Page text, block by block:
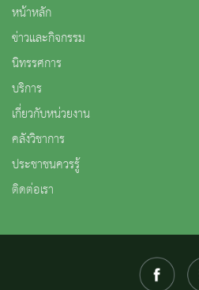
หน้าหลัก
ข่าวและกิจกรรม
นิทรรศการ
บริการ
เกี่ยวกับหน่วยงาน
คลังวิชาการ
ประชาชนควรรู้
ติดต่อเรา